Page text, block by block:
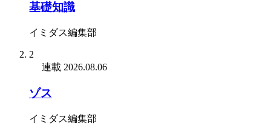
基礎知識
イミダス編集部
2
連載 2026.08.06
ゾス
イミダス編集部